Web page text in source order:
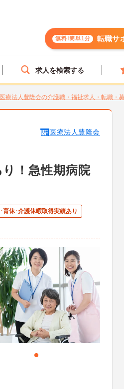
無料!簡単1分 転職サ
求人を検索する
医療法人豊隆会の介護職・福祉求人・転職・
医療法人豊隆会
り！急性期病院
育休･介護休暇取得実績あり